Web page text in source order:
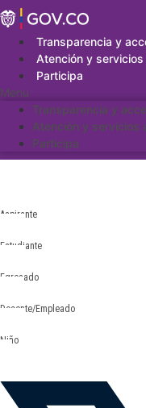
Saltar
al
contenidoTransparencia y
Atención y
Participa
Menu
Transparencia y
Atención y servicios
Participa
Aspirante
Estudiante
Egresado
Docente/Empleado
Niño